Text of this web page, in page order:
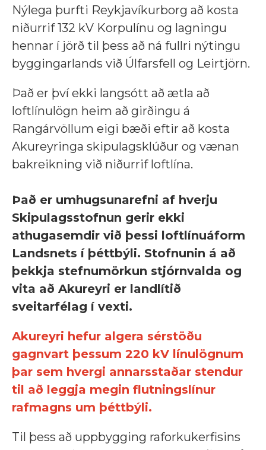
Nýlega þurfti Reykjavíkurborg að kosta
niðurrif 132 kV Korpulínu og lagningu
hennar í jörð til þess að ná fullri nýtingu
byggingarlands við Úlfarsfell og Leirtjörn.
Það er því ekki langsótt að ætla að
loftlínulögn heim að girðingu á
Rangárvöllum eigi bæði eftir að kosta
Akureyringa skipulagsklúður og vænan
bakreikning við niðurrif loftlína.
Það er umhugsunarefni af hverju
Skipulagsstofnun gerir ekki
athugasemdir við þessi loftlínuáform
Landsnets í þéttbýli. Stofnunin á að
þekkja stefnumörkun stjórnvalda og
vita að Akureyri er landlítið
sveitarfélag í vexti.
Akureyri hefur algera sérstöðu
gagnvart þessum 220 kV línulögnum
þar sem hvergi annarsstaðar stendur
til að leggja megin flutningslínur
rafmagns um þéttbýli.
Til þess að uppbygging raforkukerfisins